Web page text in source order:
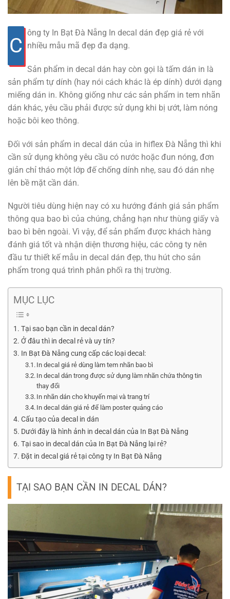
C
ông ty In Bạt Đà Nẵng In decal dán đẹp giá rẻ với
nhiều mẫu mã đẹp đa dạng.
Sản phẩm in decal dán hay còn gọi là tấm dán in là
sản phẩm tự dính (hay nói cách khác là ép dính) dưới dạng
miếng dán in. Không giống như các sản phẩm in tem nhãn
dán khác, yêu cầu phải được sử dụng khi bị ướt, làm nóng
hoặc bôi keo thông.
Đối với sản phẩm in decal dán của in hiflex Đà Nẵng thì khi
cần sử dụng không yêu cầu có nước hoặc đun nóng, đơn
giản chỉ tháo một lớp đế chống dính nhẹ, sau đó dán nhẹ
lên bề mặt cần dán.
Người tiêu dùng hiện nay có xu hướng đánh giá sản phẩm
thông qua bao bì của chúng, chẳng hạn như thùng giấy và
bao bì bên ngoài. Vì vậy, để sản phẩm được khách hàng
đánh giá tốt và nhận diện thương hiệu, các công ty nên
đầu tư thiết kế mẫu in decal dán đẹp, thu hút cho sản
phẩm trong quá trình phân phối ra thị trường.
MỤC LỤC
Tại sao bạn cần in decal dán?
Ở đâu thì in decal rẻ và uy tín?
In Bạt Đà Nẵng cung cấp các loại decal:
In decal giá rẻ dùng làm tem nhãn bao bì
In decal dán trong được sử dụng làm nhãn chứa thông tin
thay đổi
In nhãn dán cho khuyến mại và trang trí
In decal dán giá rẻ để làm poster quảng cáo
Cấu tạo của decal in dán
Dưới đây là hình ảnh in decal dán của In Bạt Đà Nẵng
Tại sao in decal dán của In Bạt Đà Nẵng lại rẻ?
Đặt in decal giá rẻ tại công ty In Bạt Đà Nẵng
TẠI SAO BẠN CẦN IN DECAL DÁN?